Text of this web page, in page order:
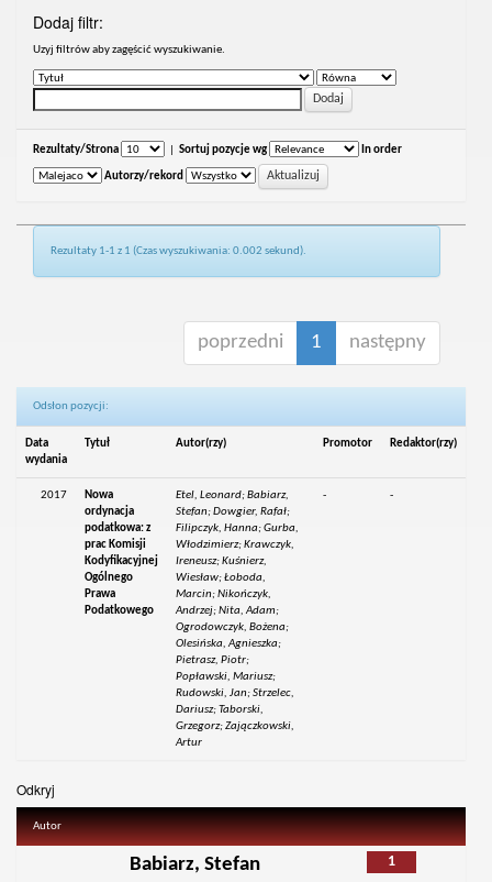
Dodaj filtr:
Uzyj filtrów aby zagęścić wyszukiwanie.
Rezultaty/Strona Sortuj pozycje wg In order
Autorzy/rekord
Rezultaty 1-1 z 1 (Czas wyszukiwania: 0.002 sekund).
poprzedni 1 następny
Odsłon pozycji:
Data
wydania
Tytuł Autor(rzy) Promotor Redaktor(rzy)
2017
Nowa
ordynacja
podatkowa: z
prac Komisji
Kodyfikacyjnej
Ogólnego
Prawa
Podatkowego
Etel, Leonard; Babiarz,
Stefan; Dowgier, Rafał;
Filipczyk, Hanna; Gurba,
Włodzimierz; Krawczyk,
Ireneusz; Kuśnierz,
Wiesław; Łoboda,
Marcin; Nikończyk,
Andrzej; Nita, Adam;
Ogrodowczyk, Bożena;
Olesińska, Agnieszka;
Pietrasz, Piotr;
Popławski, Mariusz;
Rudowski, Jan; Strzelec,
Dariusz; Taborski,
Grzegorz; Zajączkowski,
Artur
- -
Odkryj
Autor
1
Babiarz, Stefan